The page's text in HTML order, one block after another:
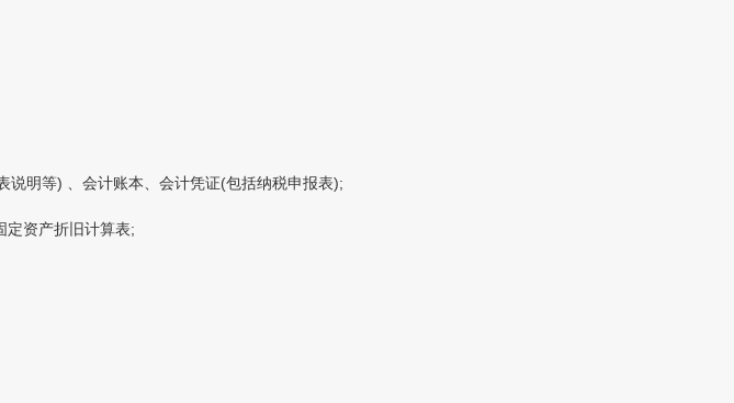
明等) 、会计账本、会计凭证(包括纳税申报表);
资产折旧计算表;